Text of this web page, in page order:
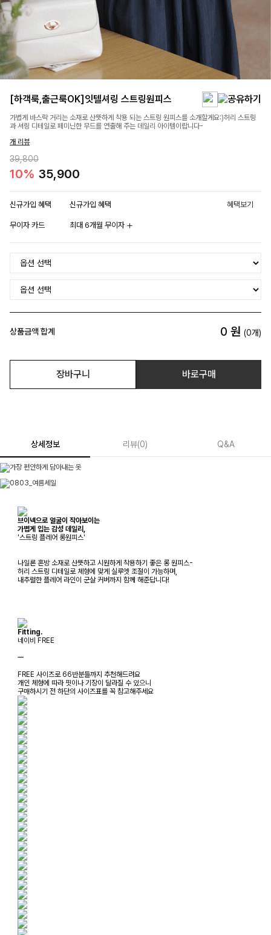
[하객룩,출근룩OK]잇텔셔링 스트링원피스
가볍게 바스락 거리는 소재로 산뜻하게 착용 되는 스트링 원피스를 소개할게요:)허리 스트링
과 셔링 디테일로 페미닌한 무드를 연출해 주는 데일리 아이템이랍니다-
개 리뷰
39,800
10% 35,900
신규가입 혜택 신규가입 혜택 혜택보기
무이자 카드 최대 6개월 무이자
상품금액 합계 0 원 (0개)
장바구니 바로구매
상세정보 리뷰(0) Q&A
브이넥으로 얼굴이 작아보이는
가볍게 입는 감성 데일리,
'스트링 플레어 롱원피스'
나일론 혼방 소재로 산뜻하고 시원하게 착용하기 좋은 롱 원피스-
허리 스트링 디테일로 체형에 맞게 실루엣 조절이 가능하며,
내추럴한 플레어 라인이 군살 커버까지 함께 해준답니다!
Fitting.
네이비 FREE
ㅡ
FREE 사이즈로 66반분들까지 추천해드려요
개인 체형에 따라 핏이나 기장이 달라질 수 있으니
구매하시기 전 하단의 사이즈표를 꼭 참고해주세요